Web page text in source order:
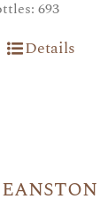
693
Details